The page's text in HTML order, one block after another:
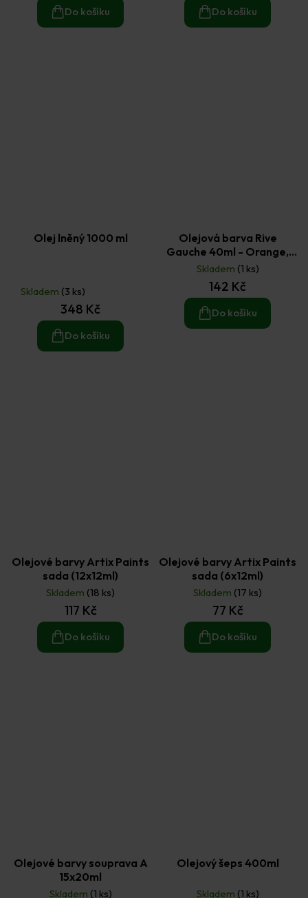
Do košíku Do košíku
Olej lněný 1000 ml
hodnocení
produktu
Skladem (3 ks)
348 Kč
Do košíku
Olejová barva Rive
Gauche 40ml - Orange,
oranžová
Skladem (1 ks)
142 Kč
Do košíku
Olejové barvy Artix Paints
sada (12x12ml)
Skladem (18 ks)
117 Kč
Do košíku
Olejové barvy Artix Paints
sada (6x12ml)
Skladem (17 ks)
77 Kč
Do košíku
Olejové barvy souprava A
15x20ml
Skladem (1 ks)
Olejový šeps 400ml
Skladem (1 ks)